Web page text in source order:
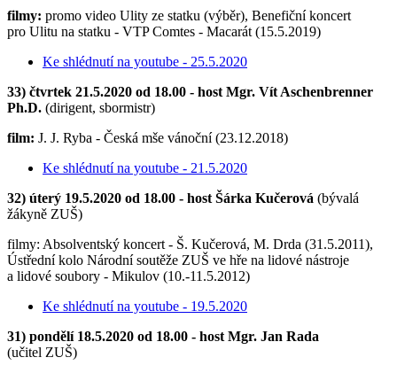
filmy: promo video Ulity ze statku (výběr), Benefiční koncert
pro Ulitu na statku - VTP Comtes - Macarát (15.5.2019)
Ke shlédnutí na youtube - 25.5.2020
33) čtvrtek 21.5.2020 od 18.00 - host Mgr. Vít Aschenbrenner
Ph.D. (dirigent, sbormistr)
film: J. J. Ryba - Česká mše vánoční (23.12.2018)
Ke shlédnutí na youtube - 21.5.2020
32) úterý 19.5.2020 od 18.00 - host Šárka Kučerová (bývalá
žákyně ZUŠ)
filmy: Absolventský koncert - Š. Kučerová, M. Drda (31.5.2011),
Ústřední kolo Národní soutěže ZUŠ ve hře na lidové nástroje
a lidové soubory - Mikulov (10.-11.5.2012)
Ke shlédnutí na youtube - 19.5.2020
31) pondělí 18.5.2020 od 18.00 - host Mgr. Jan Rada
(učitel ZUŠ)